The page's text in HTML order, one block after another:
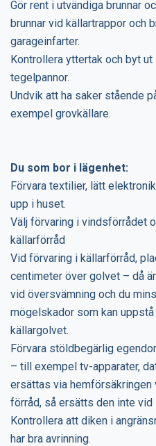
Gör rent i utvändiga brunnar
brunnar vid källartrappor och
garageinfarter.
Kontrollera yttertak och byt
tegelpannor.
Undvik att ha saker stående
exempel grovkällare.
Du som bor i lägenhet:
Förvara textilier, lätt
upp i huset.
Välj förvaring i vindsförrådet
källarförråd
Vid förvaring i källarförråd,
centimeter över golvet – då
vid översvämning och du
mögelskador som kan
källargolvet.
Förvara stöldbegärlig
– till exempel tv-apparater,
ersättas via
förråd, så ersätts den inte vid
Kontrollera att diken i
har bra avrinning.